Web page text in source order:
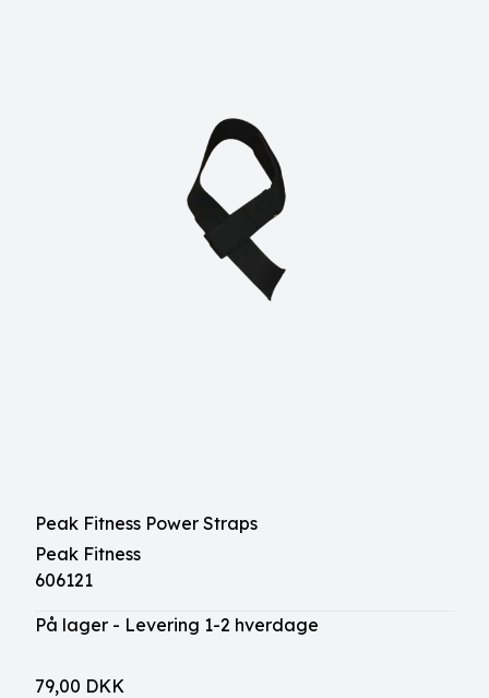
Peak Fitness Power Straps
Peak Fitness
606121
På lager - Levering 1-2 hverdage
79,00 DKK